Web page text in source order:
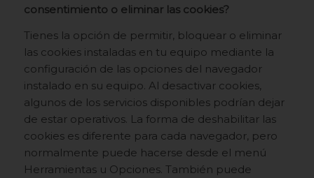
consentimiento o eliminar las cookies?
Tienes la opción de permitir, bloquear o eliminar
las cookies instaladas en tu equipo mediante la
configuración de las opciones del navegador
instalado en su equipo. Al desactivar cookies,
algunos de los servicios disponibles podrían dejar
de estar operativos. La forma de deshabilitar las
cookies es diferente para cada navegador, pero
normalmente puede hacerse desde el menú
Herramientas u Opciones. También puede